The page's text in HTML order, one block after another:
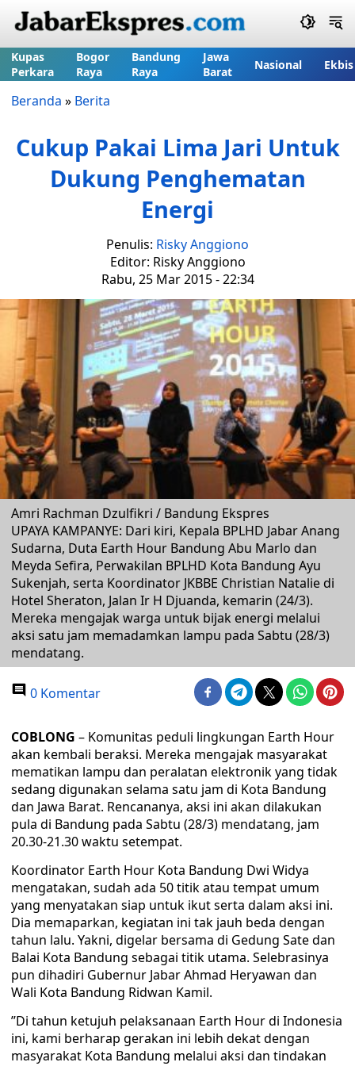
Kupas
Perkara
Bogor
Raya
Bandung
Raya
Jawa
Barat
Nasional Ekbis
Beranda » Berita
Cukup Pakai Lima Jari Untuk
Dukung Penghematan
Energi
Penulis: Risky Anggiono
Editor: Risky Anggiono
Rabu, 25 Mar 2015 - 22:34
Amri Rachman Dzulfikri / Bandung Ekspres
UPAYA KAMPANYE: Dari kiri, Kepala BPLHD Jabar Anang
Sudarna, Duta Earth Hour Bandung Abu Marlo dan
Meyda Sefira, Perwakilan BPLHD Kota Bandung Ayu
Sukenjah, serta Koordinator JKBBE Christian Natalie di
Hotel Sheraton, Jalan Ir H Djuanda, kemarin (24/3).
Mereka mengajak warga untuk bijak energi melalui
aksi satu jam memadamkan lampu pada Sabtu (28/3)
mendatang.
0 Komentar
COBLONG – Komunitas peduli lingkungan Earth Hour
akan kembali beraksi. Mereka mengajak masyarakat
mematikan lampu dan peralatan elektronik yang tidak
sedang digunakan selama satu jam di Kota Bandung
dan Jawa Barat. Rencananya, aksi ini akan dilakukan
pula di Bandung pada Sabtu (28/3) mendatang, jam
20.30-21.30 waktu setempat.
Koordinator Earth Hour Kota Bandung Dwi Widya
mengatakan, sudah ada 50 titik atau tempat umum
yang menyatakan siap untuk ikut serta dalam aksi ini.
Dia memaparkan, kegiatan ini tak jauh beda dengan
tahun lalu. Yakni, digelar bersama di Gedung Sate dan
Balai Kota Bandung sebagai titik utama. Selebrasinya
pun dihadiri Gubernur Jabar Ahmad Heryawan dan
Wali Kota Bandung Ridwan Kamil.
’’Di tahun ketujuh pelaksanaan Earth Hour di Indonesia
ini, kami berharap gerakan ini lebih dekat dengan
masyarakat Kota Bandung melalui aksi dan tindakan